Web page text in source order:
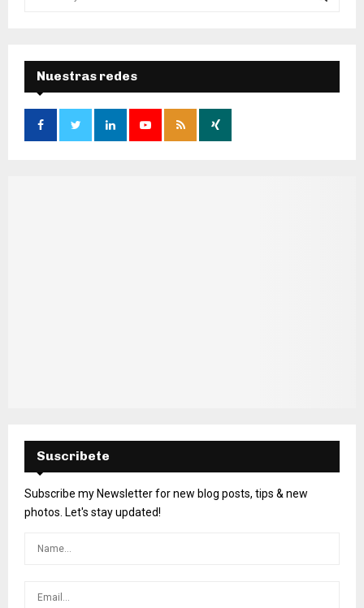
f
o
:
E
A
Nuestras redes
Suscribete
Subscribe my Newsletter for new blog posts, tips & new
photos. Let's stay updated!